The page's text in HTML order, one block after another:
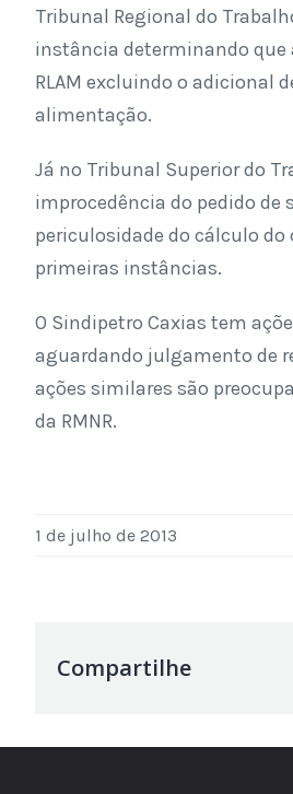
Tribunal Regional do
instância determinando que
RLAM excluindo o adicional
alimentação.
Já no Tribunal Superior do
improcedência do pedido de
periculosidade do cálculo
primeiras instâncias.
O Sindipetro Caxias tem
aguardando julgamento de
ações similares são
da RMNR.
1 de julho de 2013
Compartilhe